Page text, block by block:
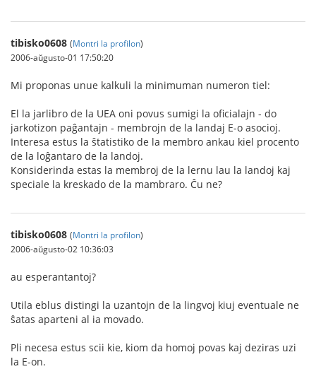
tibisko0608 (Montri la profilon)
2006-aŭgusto-01 17:50:20
Mi proponas unue kalkuli la minimuman numeron tiel:
El la jarlibro de la UEA oni povus sumigi la oficialajn - do
jarkotizon paĝantajn - membrojn de la landaj E-o asocioj.
Interesa estus la ŝtatistiko de la membro ankau kiel procento
de la loĝantaro de la landoj.
Konsiderinda estas la membroj de la lernu lau la landoj kaj
speciale la kreskado de la mambraro. Ĉu ne?
tibisko0608 (Montri la profilon)
2006-aŭgusto-02 10:36:03
au esperantantoj?
Utila eblus distingi la uzantojn de la lingvoj kiuj eventuale ne
ŝatas aparteni al ia movado.
Pli necesa estus scii kie, kiom da homoj povas kaj deziras uzi
la E-on.